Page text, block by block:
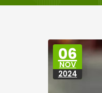
06
NOV
2024